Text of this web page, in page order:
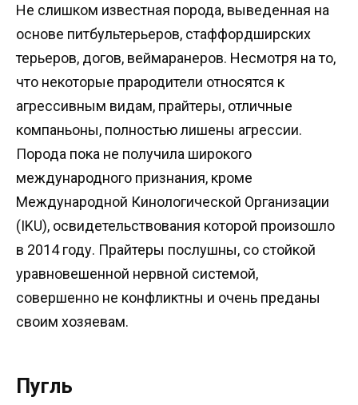
Не слишком известная порода, выведенная на
основе питбультерьеров, стаффордширских
терьеров, догов, веймаранеров. Несмотря на то,
что некоторые прародители относятся к
агрессивным видам, прайтеры, отличные
компаньоны, полностью лишены агрессии.
Порода пока не получила широкого
международного признания, кроме
Международной Кинологической Организации
(IKU), освидетельствования которой произошло
в 2014 году. Прайтеры послушны, со стойкой
уравновешенной нервной системой,
совершенно не конфликтны и очень преданы
своим хозяевам.
Пугль